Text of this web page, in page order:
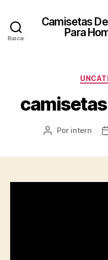
Buscar
Camisetas
Para
Autor
Por intern